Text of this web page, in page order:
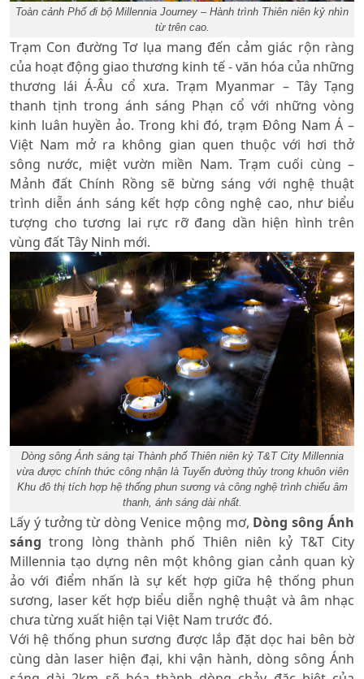
Toàn cảnh Phố đi bộ Millennia Journey – Hành trình Thiên niên kỷ nhìn
từ trên cao.
Trạm Con đường Tơ lụa mang đến cảm giác rộn ràng
của hoạt động giao thương kinh tế - văn hóa của những
thương lái Á-Âu cổ xưa. Trạm Myanmar – Tây Tạng
thanh tịnh trong ánh sáng Phạn cổ với những vòng
kinh luân huyền ảo. Trong khi đó, trạm Đông Nam Á –
Việt Nam mở ra không gian quen thuộc với hơi thở
sông nước, miệt vườn miền Nam. Trạm cuối cùng –
Mảnh đất Chính Rồng sẽ bừng sáng với nghệ thuật
trình diễn ánh sáng kết hợp công nghệ cao, như biểu
tượng cho tương lai rực rỡ đang dần hiện hình trên
vùng đất Tây Ninh mới.
Dòng sông Ánh sáng tại Thành phố Thiên niên kỷ T&T City Millennia
vừa được chính thức công nhận là Tuyến đường thủy trong khuôn viên
Khu đô thị tích hợp hệ thống phun sương và công nghệ trình chiếu âm
thanh, ánh sáng dài nhất.
Lấy ý tưởng từ dòng Venice mộng mơ, Dòng sông Ánh
sáng trong lòng thành phố Thiên niên kỷ T&T City
Millennia tạo dựng nên một không gian cảnh quan kỳ
ảo với điểm nhấn là sự kết hợp giữa hệ thống phun
sương, laser kết hợp biểu diễn nghệ thuật và âm nhạc
chưa từng xuất hiện tại Việt Nam trước đó.
Với hệ thống phun sương được lắp đặt dọc hai bên bờ
cùng dàn laser hiện đại, khi vận hành, dòng sông Ánh